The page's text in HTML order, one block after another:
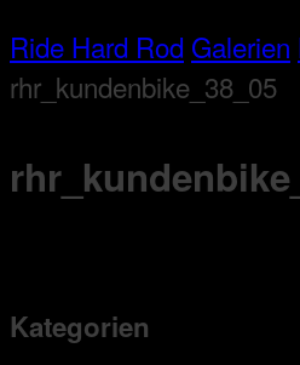
Ride Hard Rod Galerien
rhr_kundenbike_38_05
Kategorien